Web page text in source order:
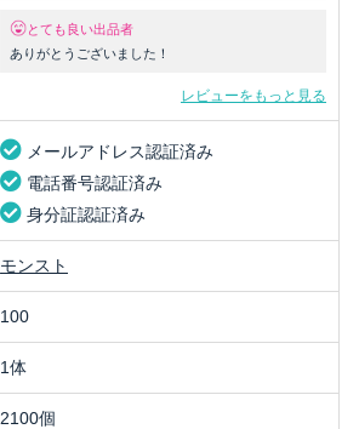
とても良い出品者
ありがとうございました！
レビューをもっと見る
メールアドレス認証済み
電話番号認証済み
身分証認証済み
モンスト
100
1体
2100個